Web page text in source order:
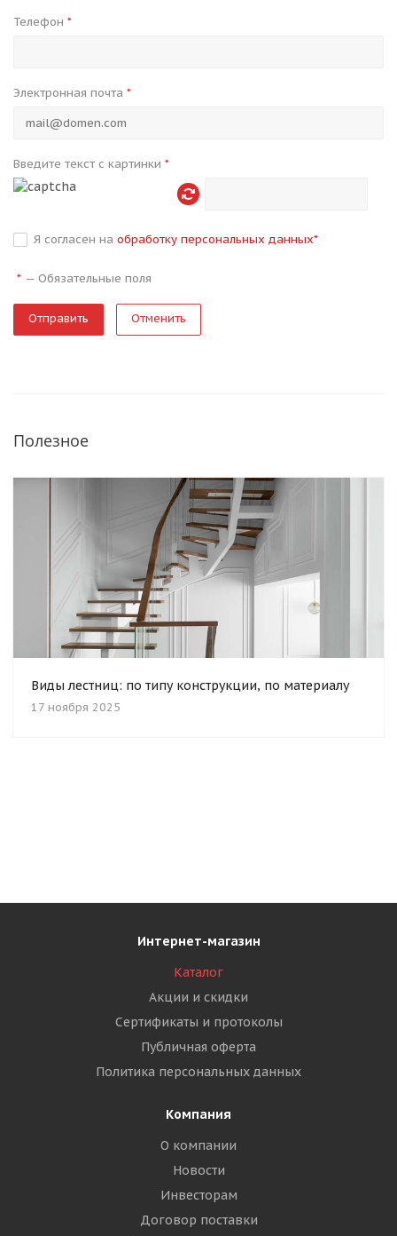
Телефон *
Электронная почта *
Введите текст с картинки *
Я согласен на обработку персональных данных*
* — Обязательные поля
Отменить
Полезное
Виды лестниц: по типу конструкции, по материалу
17 ноября 2025
Интернет-магазин
Каталог
Акции и скидки
Сертификаты и протоколы
Публичная оферта
Политика персональных данных
Компания
О компании
Новости
Инвесторам
Договор поставки